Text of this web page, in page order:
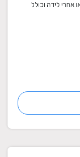
לידה וכולל